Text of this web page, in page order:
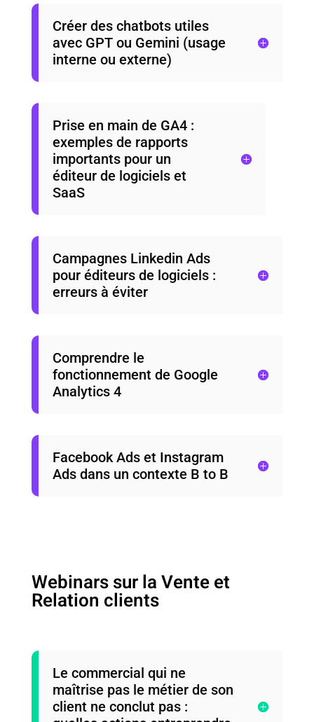
Créer des chatbots utiles
avec GPT ou Gemini (usage
interne ou externe)
Prise en main de GA4 :
exemples de rapports
importants pour un
éditeur de logiciels et
SaaS
Campagnes Linkedin Ads
pour éditeurs de logiciels :
erreurs à éviter
Comprendre le
fonctionnement de Google
Analytics 4
Facebook Ads et Instagram
Ads dans un contexte B to B
Webinars sur la Vente et
Relation clients
Le commercial qui ne
maîtrise pas le métier de son
client ne conclut pas :